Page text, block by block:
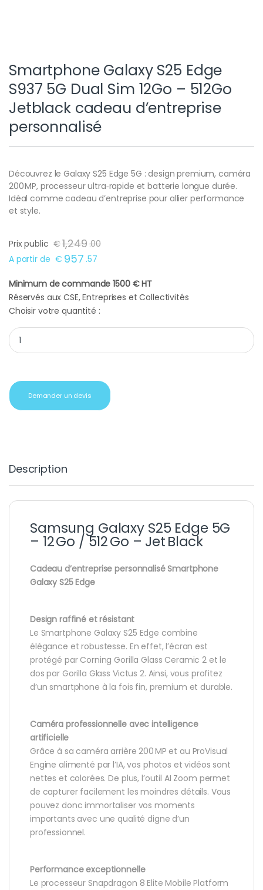
Smartphone Galaxy S25 Edge
S937 5G Dual Sim 12Go – 512Go
Jetblack cadeau d’entreprise
personnalisé
Découvrez le Galaxy S25 Edge 5G : design premium, caméra
200 MP, processeur ultra‑rapide et batterie longue durée.
Idéal comme cadeau d’entreprise pour allier performance
et style.
Prix public €1,249.00
A partir de € 957 .57
Minimum de commande 1500 € HT
Réservés aux CSE, Entreprises et Collectivités
Choisir votre quantité :
Smartphone Galaxy S25 Edge S937 5G Dual Sim 12Go -
Demander un devis
Description
Samsung Galaxy S25 Edge 5G
– 12 Go / 512 Go – Jet Black
Cadeau d’entreprise personnalisé Smartphone
Galaxy S25 Edge
Design raffiné et résistant
Le Smartphone Galaxy S25 Edge combine
élégance et robustesse. En effet, l’écran est
protégé par Corning Gorilla Glass Ceramic 2 et le
dos par Gorilla Glass Victus 2. Ainsi, vous profitez
d’un smartphone à la fois fin, premium et durable.
Caméra professionnelle avec intelligence
artificielle
Grâce à sa caméra arrière 200 MP et au ProVisual
Engine alimenté par l’IA, vos photos et vidéos sont
nettes et colorées. De plus, l’outil AI Zoom permet
de capturer facilement les moindres détails. Vous
pouvez donc immortaliser vos moments
importants avec une qualité digne d’un
professionnel.
Performance exceptionnelle
Le processeur Snapdragon 8 Elite Mobile Platform